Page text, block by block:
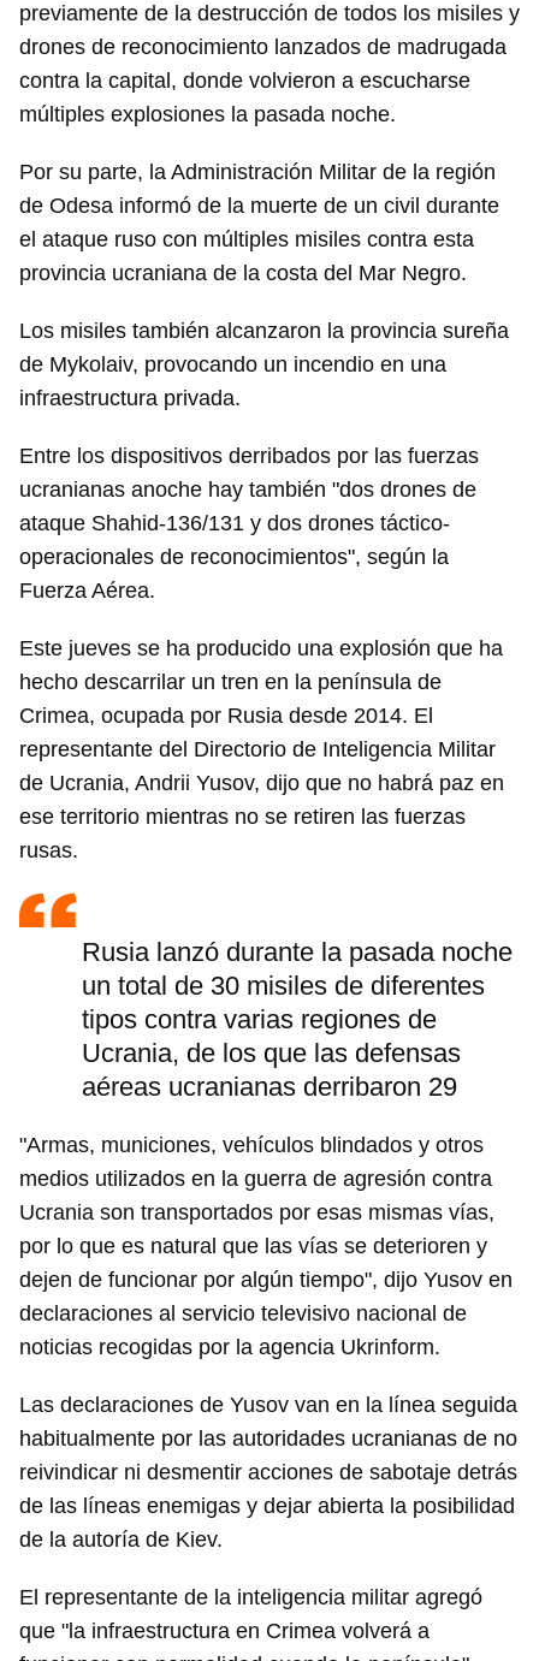
previamente de la destrucción de todos los misiles y
drones de reconocimiento lanzados de madrugada
contra la capital, donde volvieron a escucharse
múltiples explosiones la pasada noche.
Por su parte, la Administración Militar de la región
de Odesa informó de la muerte de un civil durante
el ataque ruso con múltiples misiles contra esta
provincia ucraniana de la costa del Mar Negro.
Los misiles también alcanzaron la provincia sureña
de Mykolaiv, provocando un incendio en una
infraestructura privada.
Entre los dispositivos derribados por las fuerzas
ucranianas anoche hay también "dos drones de
ataque Shahid-136/131 y dos drones táctico-
operacionales de reconocimientos", según la
Fuerza Aérea.
Este jueves se ha producido una explosión que ha
hecho descarrilar un tren en la península de
Crimea, ocupada por Rusia desde 2014. El
representante del Directorio de Inteligencia Militar
de Ucrania, Andrii Yusov, dijo que no habrá paz en
ese territorio mientras no se retiren las fuerzas
rusas.
Rusia lanzó durante la pasada noche
un total de 30 misiles de diferentes
tipos contra varias regiones de
Ucrania, de los que las defensas
aéreas ucranianas derribaron 29
"Armas, municiones, vehículos blindados y otros
medios utilizados en la guerra de agresión contra
Ucrania son transportados por esas mismas vías,
por lo que es natural que las vías se deterioren y
dejen de funcionar por algún tiempo", dijo Yusov en
declaraciones al servicio televisivo nacional de
noticias recogidas por la agencia Ukrinform.
Las declaraciones de Yusov van en la línea seguida
habitualmente por las autoridades ucranianas de no
reivindicar ni desmentir acciones de sabotaje detrás
de las líneas enemigas y dejar abierta la posibilidad
de la autoría de Kiev.
El representante de la inteligencia militar agregó
que "la infraestructura en Crimea volverá a